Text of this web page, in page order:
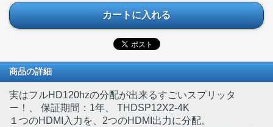
カートに入れる
商品の詳細
実はフルHD120hzの分配が出来るすごいスプリッタ
ー！
、 保証期間：1年、 THDSP12X2-4K
１つのHDMI入力を、2つのHDMI出力に分配。